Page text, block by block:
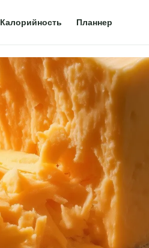
Калорийность Планнер